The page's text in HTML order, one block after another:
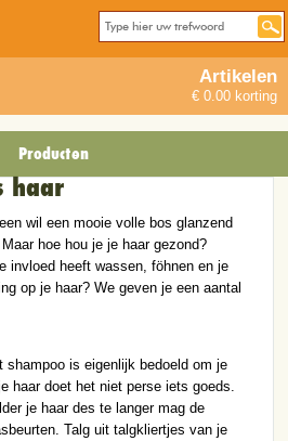
Artikelen
€ 0.00 korting
Producten
haar
wil een mooie volle bos glanzend
hoe hou je je haar gezond?
invloed heeft wassen, föhnen en je
op je haar? We geven je een aantal
shampoo is eigenlijk bedoeld om je
haar doet het niet perse iets goeds.
je haar des te langer mag de
Talg uit talgkliertjes van je